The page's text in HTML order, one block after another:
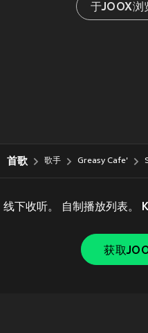
于JOOX浏
首歌 歌手 Greasy Cafe'
线下收听。 自制播放列表。
获取